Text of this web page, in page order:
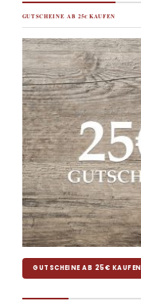
GUTSCHEINE AB 25€ KAUFEN
GUTSCHEINE AB 25€ KAUFEN